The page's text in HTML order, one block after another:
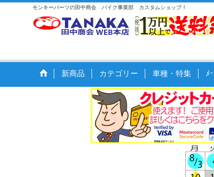
モンキーパーツの田中商会 バイク事業部 カスタムショップ！
新商品 カテゴリー 車種・特集 ﾒ